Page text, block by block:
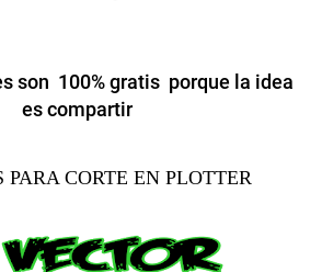
son 100% gratis porque la idea
es compartir
PARA CORTE EN PLOTTER